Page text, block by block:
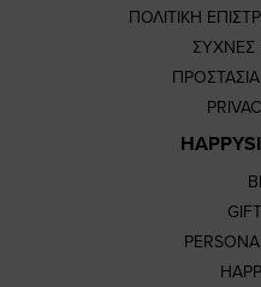
ΠΟΛΙΤΙΚΗ
ΣΥΧΝΕΣ